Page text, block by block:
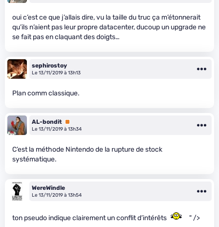
oui c’est ce que j’allais dire, vu la taille du truc ça m’étonnerait
qu’ils n’aient pas leur propre datacenter, ducoup un upgrade ne
se fait pas en claquant des doigts…
sephirostoy
Le 13/11/2019 à 13h13
Plan comm classique.
AL-bondit Premium
Le 13/11/2019 à 13h34
C’est la méthode Nintendo de la rupture de stock
systématique.
WereWindle
Le 13/11/2019 à 13h54
ton pseudo indique clairement un conflit d’intérêts " />